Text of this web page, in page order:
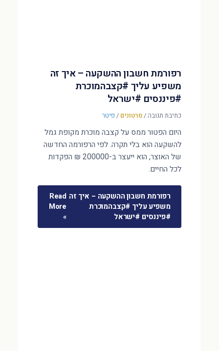
רפורמת חשבון ההשקעה – איך זה
משפיע עליך #קצבהמוכרת
#פיננסים #ישראל
כתיבת תגובה/סרטונים / פיטר
היום הפטור ממס על קצבה מוכרת מקופת גמל
להשקעה הוא בלי תקרה. לפי הרפורמה החדשה
של האוצר, הוא ייעצר ב-200000 ₪ הפקדות
לכל החיים.
רפורמת חשבון ההשקעה – איך זה
משפיע עליך #קצבהמוכרת
#פיננסים #ישראל
Read
More
»